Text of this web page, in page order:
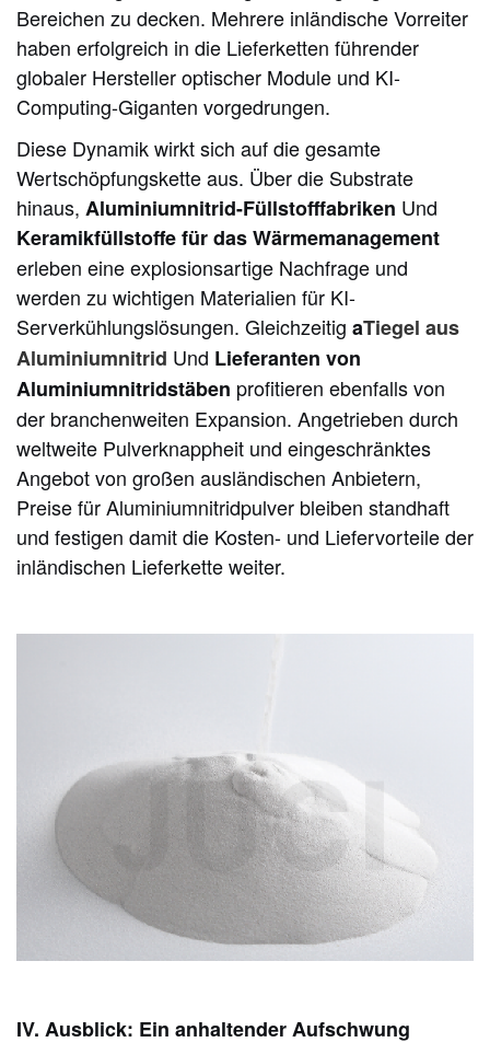
Bereichen zu decken. Mehrere inländische Vorreiter
haben erfolgreich in die Lieferketten führender
globaler Hersteller optischer Module und KI-
Computing-Giganten vorgedrungen.
Diese Dynamik wirkt sich auf die gesamte
Wertschöpfungskette aus. Über die Substrate
hinaus, Aluminiumnitrid-Füllstofffabriken Und
Keramikfüllstoffe für das Wärmemanagement
erleben eine explosionsartige Nachfrage und
werden zu wichtigen Materialien für KI-
Serverkühlungslösungen. Gleichzeitig aTiegel aus
Aluminiumnitrid Und Lieferanten von
Aluminiumnitridstäben profitieren ebenfalls von
der branchenweiten Expansion. Angetrieben durch
weltweite Pulverknappheit und eingeschränktes
Angebot von großen ausländischen Anbietern,
Preise für Aluminiumnitridpulver bleiben standhaft
und festigen damit die Kosten- und Liefervorteile der
inländischen Lieferkette weiter.
IV. Ausblick: Ein anhaltender Aufschwung